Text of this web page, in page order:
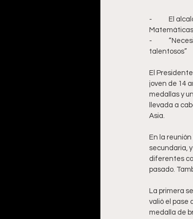
-	El alcalde guadalupense se reunió con Rafael Argumedo, joven medallista en las Olimpiadas de
-	“Necesitamos contribuir en la formación de una mejor sociedad a través del apoyo a los jóvenes
talentosos”
El
joven de 14
medallas y
llevada a
Asia.
En la
secundaria,
diferentes
pasado.
La primera
valió el pase
medalla de